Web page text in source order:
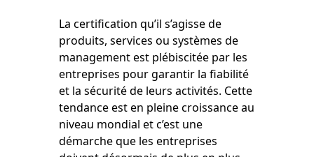
La certification qu’il s’agisse de
produits, services ou systèmes de
management est plébiscitée par les
entreprises pour garantir la fiabilité
et la sécurité de leurs activités. Cette
tendance est en pleine croissance au
niveau mondial et c’est une
démarche que les entreprises